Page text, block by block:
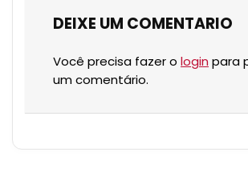
DEIXE UM COMENTARIO
Você precisa fazer o login para
um comentário.